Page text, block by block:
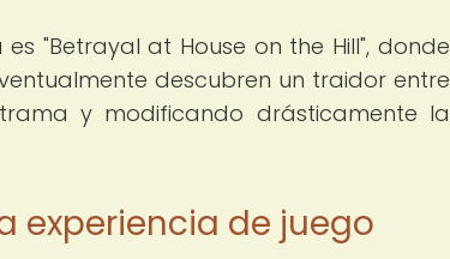
"Betrayal at House on the Hill", donde
descubren un traidor entre
y modificando drásticamente la
experiencia de juego